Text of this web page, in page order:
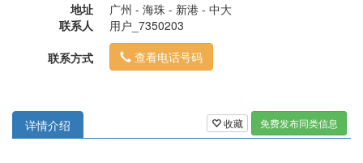
地址
广州 - 海珠 - 新港 - 中大
联系人
用户_7350203
联系方式
查看电话号码
收藏 免费发布同类信息
详情介绍